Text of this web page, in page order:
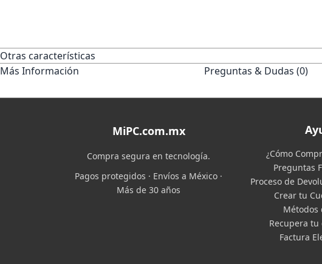
Otras características
Más Información
Preguntas & Dudas (0)
MiPC.com.mx
Compra segura en tecnología.
Pagos protegidos · Envíos a México ·
Más de 30 años
¿Cómo
Preguntas
Proceso de
Crear tu
Métodos
Recupera tu
Factura